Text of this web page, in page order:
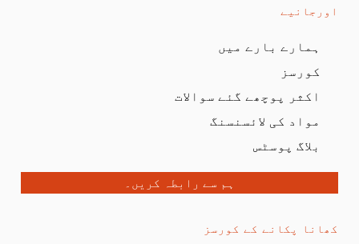
اورجانیے
ہمارے بارے میں
کورسز
اکثر پوچھے گئے سوالات
مواد کی لائسنسنگ
بلاگ پوسٹس
ہم سے رابطہ کریں۔
کھانا پکانے کے کورسز